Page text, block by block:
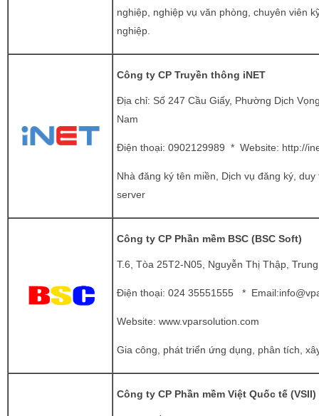
nghiệp, nghiệp vụ văn phòng, chuyên viên
nghiệp.
Công ty CP Truyền thông iNET
Địa chỉ: Số 247 Cầu Giấy, Phường Dịch
Nam
Điện thoại: 0902129989 * Website: http://
Nhà đăng ký tên miền, Dịch vụ đăng ký,
server
Công ty CP Phần mềm BSC (BSC Soft)
T.6, Tòa 25T2-N05, Nguyễn Thị Thập,
Điện thoại: 024 35551555 * Email:
Website: www.vparsolution.com
Gia công, phát triển ứng dụng, phân tích,
Công ty CP Phần mềm Việt Quốc tế (VSII)